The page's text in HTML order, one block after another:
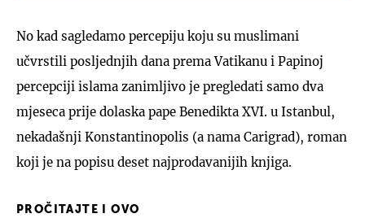
No kad sagledamo percepiju koju su muslimani
učvrstili posljednjih dana prema Vatikanu i Papinoj
percepciji islama zanimljivo je pregledati samo dva
mjeseca prije dolaska pape Benedikta XVI. u Istanbul,
nekadašnji Konstantinopolis (a nama Carigrad), roman
koji je na popisu deset najprodavanijih knjiga.
PROČITAJTE I OVO